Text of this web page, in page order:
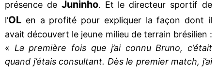
présence de Juninho. Et le directeur sportif de
l’OL en a profité pour expliquer la façon dont il
avait découvert le jeune milieu de terrain brésilien :
« La première fois que j’ai connu Bruno, c’était
quand j’étais consultant. Dès le premier match, j’ai